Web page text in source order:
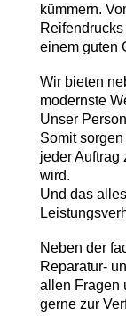
kümmern.
einem guten
Wir bieten
modernste
Unser
Somit
jeder Auftrag
wird.
Und das
Neben der
Reparatur-
allen Fragen
gerne zur